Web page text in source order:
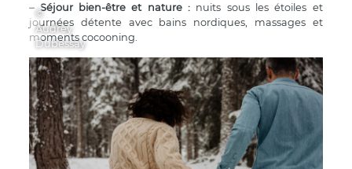
– Séjour bien-être et nature : nuits sous les étoiles et
journées détente avec bains nordiques, massages et
moments cocooning.
©
Audrey
Dubessay